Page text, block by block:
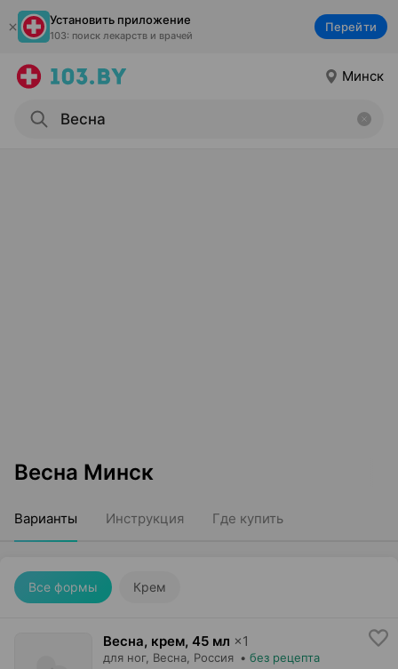
Установить приложение
103: поиск лекарств и врачей
Перейти
Минск
Весна Минск
Варианты Инструкция Где купить
Все формы Крем
Весна, крем, 45 мл ×1
для ног, Весна , Россия • без рецепта